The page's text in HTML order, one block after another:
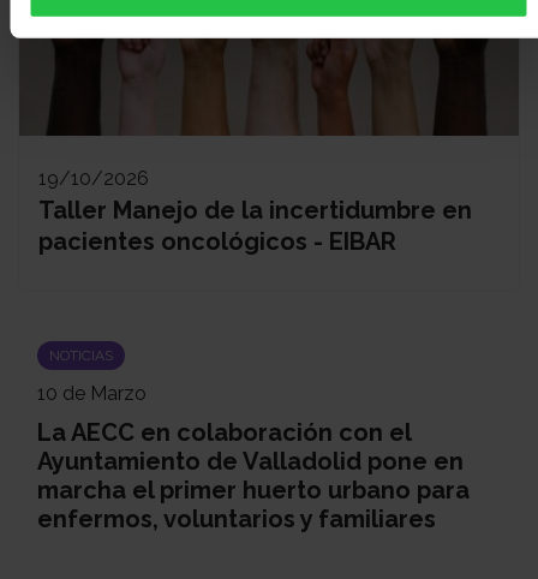
19/10/2026
Taller Manejo de la incertidumbre en
pacientes oncológicos - EIBAR
NOTICIAS
10 de Marzo
La AECC en colaboración con el
Ayuntamiento de Valladolid pone en
marcha el primer huerto urbano para
enfermos, voluntarios y familiares